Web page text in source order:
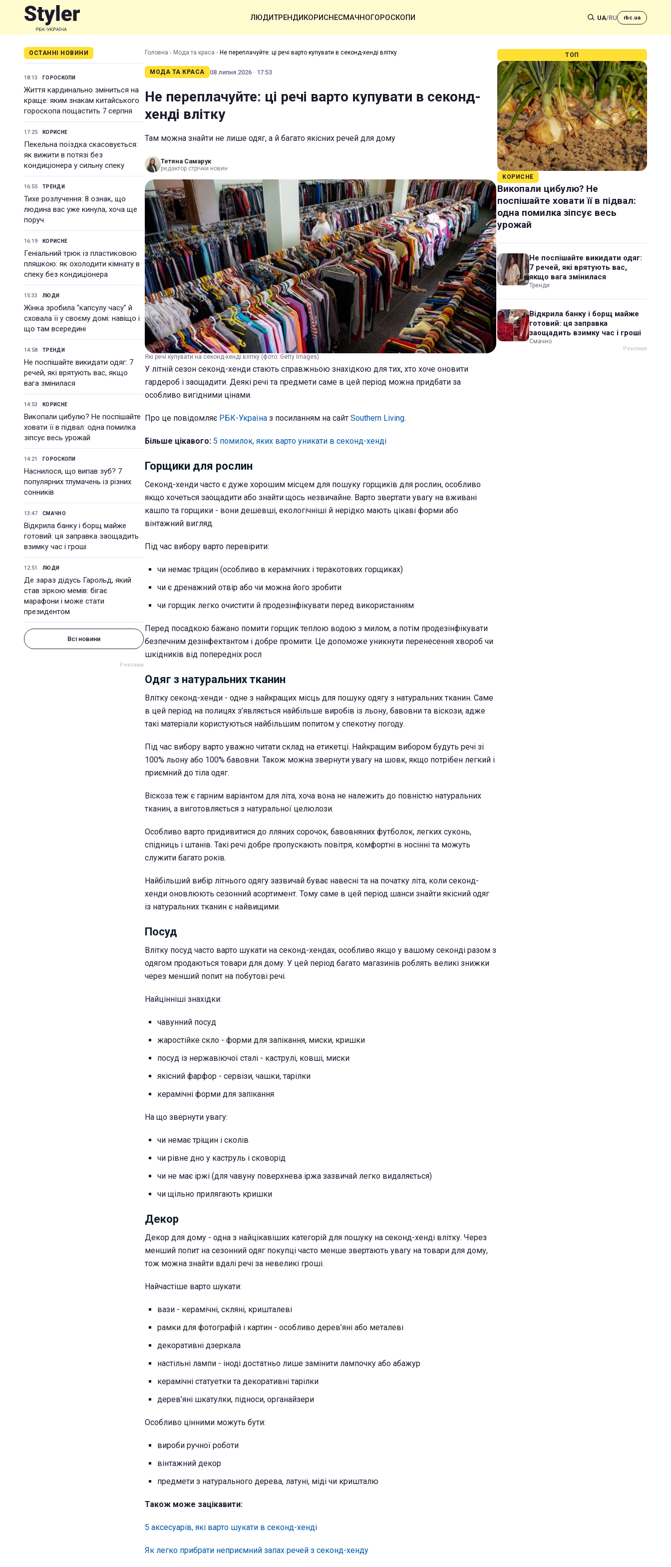
ЛЮДИТРЕНДИКОРИСНЕСМАЧНОГОРОСКОПИ UA/RU rbc.ua
ОСТАННІ НОВИНИ
18:13 ГОРОСКОПИ
Життя кардинально зміниться на
краще: яким знакам китайського
гороскопа пощастить 7 серпня
17:25 КОРИСНЕ
Пекельна поїздка скасовується:
як вижити в потязі без
кондиціонера у сильну спеку
16:55 ТРЕНДИ
Тихе розлучення: 8 ознак, що
людина вас уже кинула, хоча ще
поруч
16:19 КОРИСНЕ
Геніальний трюк із пластиковою
пляшкою: як охолодити кімнату в
спеку без кондиціонера
15:33 ЛЮДИ
Жінка зробила "капсулу часу" й
сховала її у своєму домі: навіщо і
що там всередині
14:58 ТРЕНДИ
Не поспішайте викидати одяг: 7
речей, які врятують вас, якщо
вага змінилася
14:53 КОРИСНЕ
Викопали цибулю? Не поспішайте
ховати її в підвал: одна помилка
зіпсує весь урожай
14:21 ГОРОСКОПИ
Наснилося, що випав зуб? 7
популярних тлумачень із різних
сонників
13:47 СМАЧНО
Відкрила банку і борщ майже
готовий: ця заправка заощадить
взимку час і гроші
12:51 ЛЮДИ
Де зараз дідусь Гарольд, який
став зіркою мемів: бігає
марафони і може стати
президентом
Всі новини
Головна › Мода та краса › Не переплачуйте: ці речі варто купувати в секонд-хенді влітку
МОДА ТА КРАСА 08 липня 2026 · 17:53
Не переплачуйте: ці речі варто купувати в секонд-
хенді влітку
Там можна знайти не лише одяг, а й багато якісних речей для дому
Тетяна Самарук
редактор стрічки новин
Які речі купувати на секонд-хенді влітку (фото: Getty Images)
У літній сезон секонд-хенди стають справжньою знахідкою для тих, хто хоче оновити
гардероб і заощадити. Деякі речі та предмети саме в цей період можна придбати за
особливо вигідними цінами.
Про це повідомляє РБК-Україна з посиланням на сайт Southern Living.
Більше цікавого: 5 помилок, яких варто уникати в секонд-хенді
Горщики для рослин
Секонд-хенди часто є дуже хорошим місцем для пошуку горщиків для рослин, особливо
якщо хочеться заощадити або знайти щось незвичайне. Варто звертати увагу на вживані
кашпо та горщики - вони дешевші, екологічніші й нерідко мають цікаві форми або
вінтажний вигляд.
Під час вибору варто перевірити:
чи немає тріщин (особливо в керамічних і теракотових горщиках)
чи є дренажний отвір або чи можна його зробити
чи горщик легко очистити й продезінфікувати перед використанням
Перед посадкою бажано помити горщик теплою водою з милом, а потім продезінфікувати
безпечним дезінфектантом і добре промити. Це допоможе уникнути перенесення хвороб чи
шкідників від попередніх росл
Одяг з натуральних тканин
Влітку секонд-хенди - одне з найкращих місць для пошуку одягу з натуральних тканин. Саме
в цей період на полицях з’являється найбільше виробів із льону, бавовни та віскози, адже
такі матеріали користуються найбільшим попитом у спекотну погоду.
Під час вибору варто уважно читати склад на етикетці. Найкращим вибором будуть речі зі
100% льону або 100% бавовни. Також можна звернути увагу на шовк, якщо потрібен легкий і
приємний до тіла одяг.
Віскоза теж є гарним варіантом для літа, хоча вона не належить до повністю натуральних
тканин, а виготовляється з натуральної целюлози.
Особливо варто придивитися до лляних сорочок, бавовняних футболок, легких суконь,
спідниць і штанів. Такі речі добре пропускають повітря, комфортні в носінні та можуть
служити багато років.
Найбільший вибір літнього одягу зазвичай буває навесні та на початку літа, коли секонд-
хенди оновлюють сезонний асортимент. Тому саме в цей період шанси знайти якісний одяг
із натуральних тканин є найвищими.
Посуд
Влітку посуд часто варто шукати на секонд-хендах, особливо якщо у вашому секонді разом з
одягом продаються товари для дому. У цей період багато магазинів роблять великі знижки
через менший попит на побутові речі.
Найцінніші знахідки:
чавунний посуд
жаростійке скло - форми для запікання, миски, кришки
посуд із нержавіючої сталі - каструлі, ковші, миски
якісний фарфор - сервізи, чашки, тарілки
керамічні форми для запікання
На що звернути увагу:
чи немає тріщин і сколів
чи рівне дно у каструль і сковорід
чи не має іржі (для чавуну поверхнева іржа зазвичай легко видаляється)
чи щільно прилягають кришки
Декор
Декор для дому - одна з найцікавіших категорій для пошуку на секонд-хенді влітку. Через
менший попит на сезонний одяг покупці часто менше звертають увагу на товари для дому,
тож можна знайти вдалі речі за невеликі гроші.
Найчастіше варто шукати:
вази - керамічні, скляні, кришталеві
рамки для фотографій і картин - особливо дерев’яні або металеві
декоративні дзеркала
настільні лампи - іноді достатньо лише замінити лампочку або абажур
керамічні статуетки та декоративні тарілки
дерев’яні шкатулки, підноси, органайзери
Особливо цінними можуть бути:
вироби ручної роботи
вінтажний декор
предмети з натурального дерева, латуні, міді чи кришталю
Також може зацікавити:
5 аксесуарів, які варто шукати в секонд-хенді
Як легко прибрати неприємний запах речей з секонд-хенду
ТОП
КОРИСНЕ
Викопали цибулю? Не
поспішайте ховати її в підвал:
одна помилка зіпсує весь
урожай
Не поспішайте викидати одяг:
7 речей, які врятують вас,
якщо вага змінилася
Тренди
Відкрила банку і борщ майже
готовий: ця заправка
заощадить взимку час і гроші
Смачно